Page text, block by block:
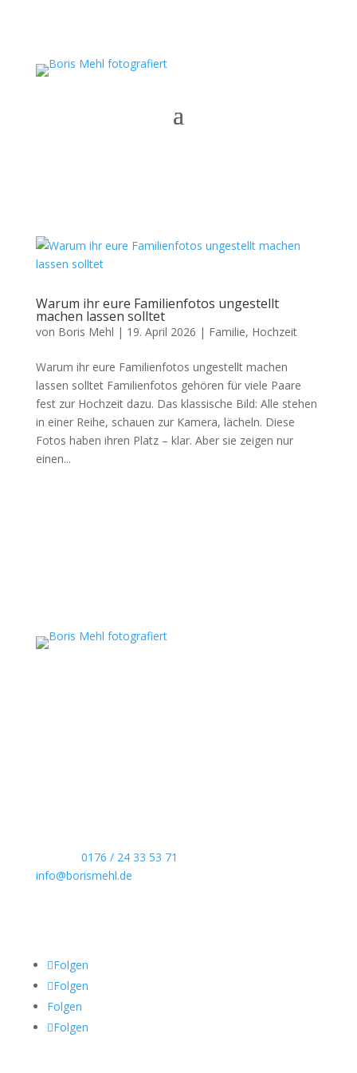
Warum ihr eure Familienfotos ungestellt
machen lassen solltet
von Boris Mehl | 19. April 2026 | Familie, Hochzeit
Warum ihr eure Familienfotos ungestellt machen
lassen solltet Familienfotos gehören für viele Paare
fest zur Hochzeit dazu. Das klassische Bild: Alle stehen
in einer Reihe, schauen zur Kamera, lächeln. Diese
Fotos haben ihren Platz – klar. Aber sie zeigen nur
einen...
0176 / 24 33 53 71
info@borismehl.de
Folgen
Folgen
Folgen
Folgen